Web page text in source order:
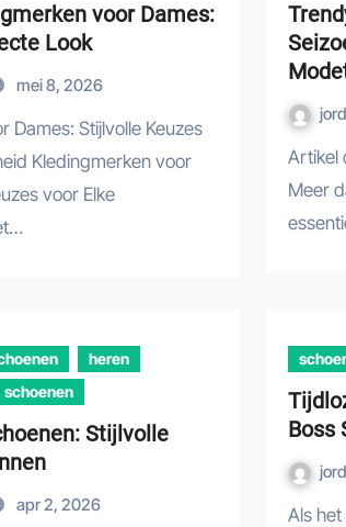
voor Dames:
Look
mei 8, 2026
Kledingmerken voor
voor Elke
Artikel over Kleding De Kracht van Kleding:
Meer
heren
schoenen
Stijlvolle
apr 2, 2026
Boss
Als het gaat om stijlvolle en kwalitatieve